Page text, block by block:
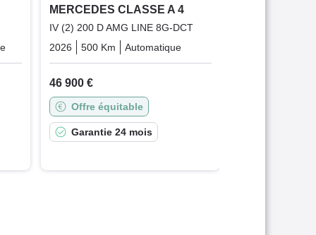
MERCEDES CLASSE A 4
IV (2) 200 D AMG LINE 8G-DCT
2026
500 Km Automatique
46 900 €
Offre équitable
Garantie 24 mois